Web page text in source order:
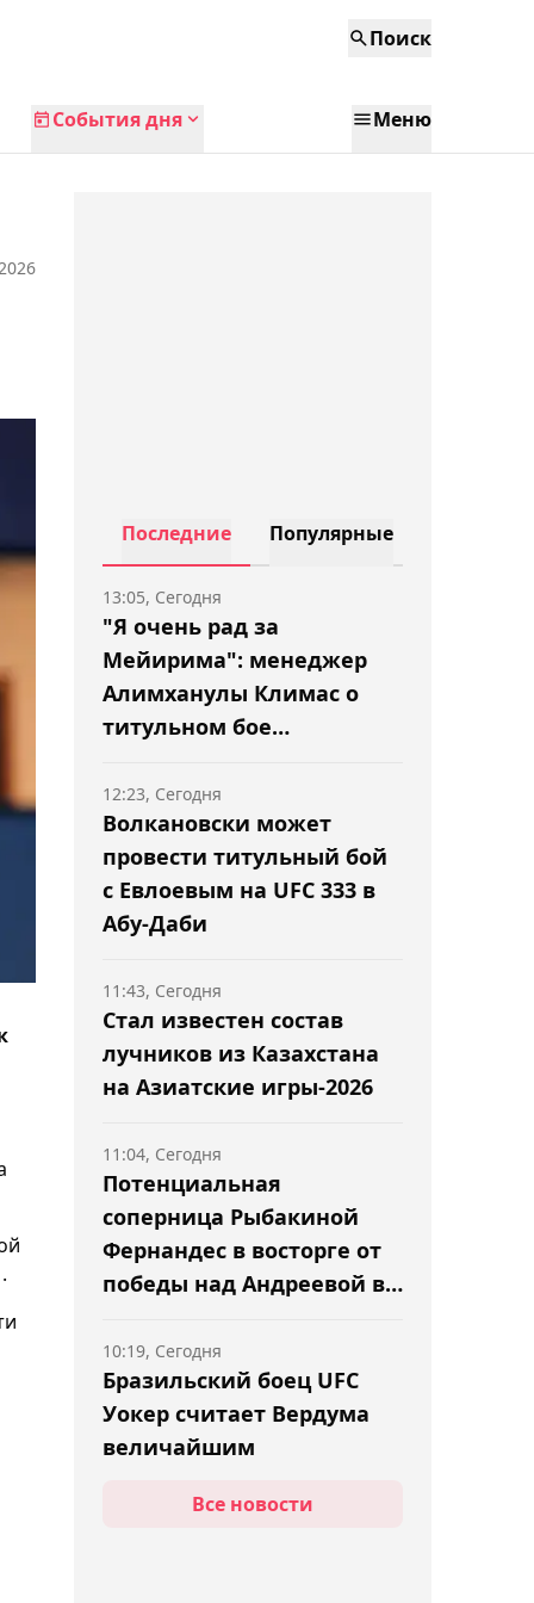
Поиск
События дня Меню
Последние Популярные
"Я очень рад за
Мейирима": менеджер
Алимханулы Климас о
титульном бое
13:05, Сегодня
Волкановски может
провести титульный бой
с Евлоевым на UFC 333 в
Абу-Даби
12:23, Сегодня
Стал известен состав
лучников из Казахстана
на Азиатские игры-2026
11:43, Сегодня
Потенциальная
соперница Рыбакиной
Фернандес в восторге от
победы над Андреевой в
11:04, Сегодня
Бразильский боец UFC
Уокер считает Вердума
величайшим
10:19, Сегодня
Все новости